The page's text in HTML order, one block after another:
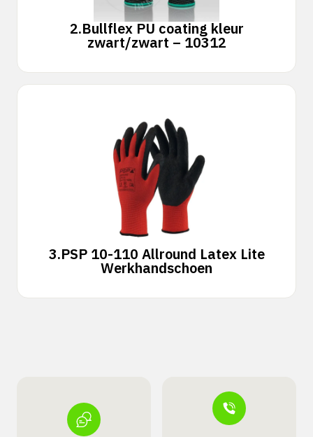
2.Bullflex PU coating kleur
zwart/zwart – 10312
3.PSP 10-110 Allround Latex Lite
Werkhandschoen